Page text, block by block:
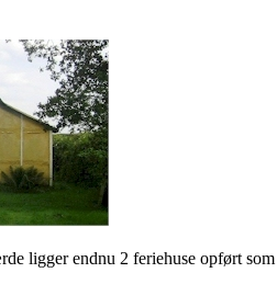
ligger endnu 2 feriehuse opført